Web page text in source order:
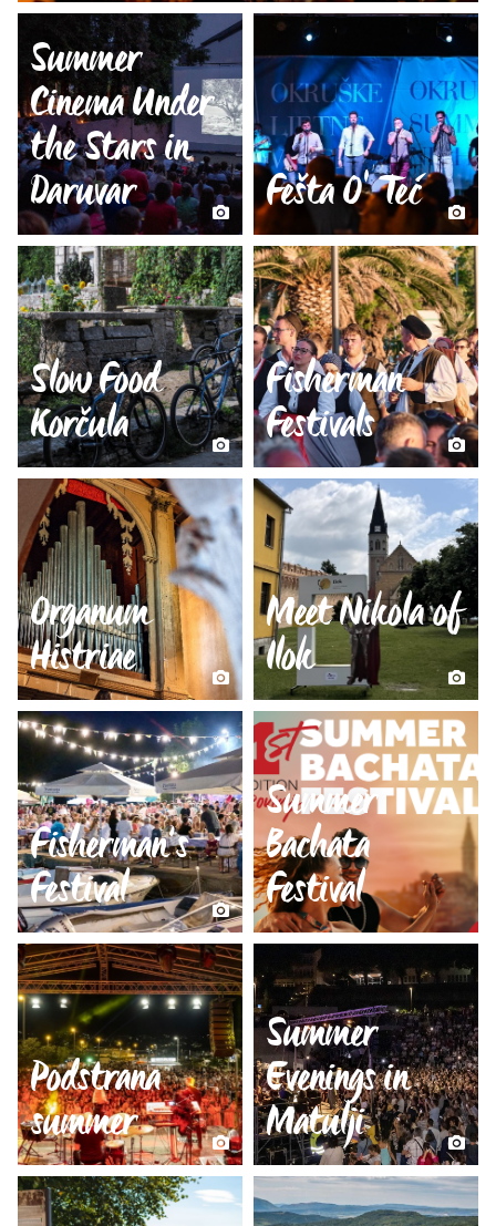
Summer
Cinema Under
the Stars in
Daruvar Fešta O' Teć
Slow Food
Korčula
Fisherman
Festivals
Organum
Histriae
Meet Nikola of
Ilok
Fisherman’s
Festival
Summer
Bachata
Festival
Podstrana
summer
Summer
Evenings in
Matulji